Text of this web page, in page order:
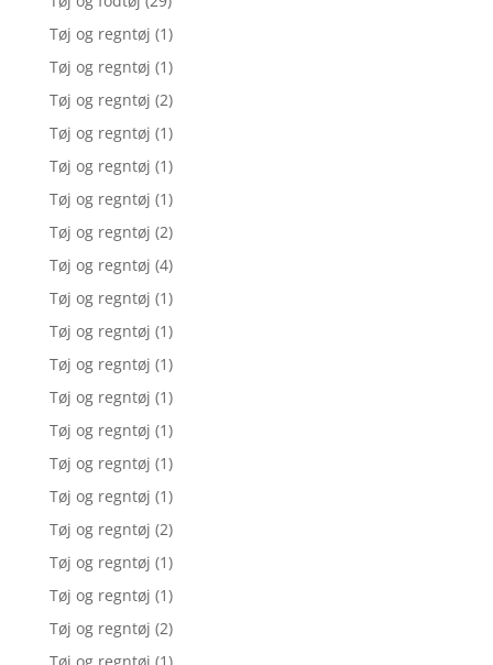
Tøj og regntøj (1)
Tøj og regntøj (1)
Tøj og regntøj (2)
Tøj og regntøj (1)
Tøj og regntøj (1)
Tøj og regntøj (1)
Tøj og regntøj (2)
Tøj og regntøj (4)
Tøj og regntøj (1)
Tøj og regntøj (1)
Tøj og regntøj (1)
Tøj og regntøj (1)
Tøj og regntøj (1)
Tøj og regntøj (1)
Tøj og regntøj (1)
Tøj og regntøj (2)
Tøj og regntøj (1)
Tøj og regntøj (1)
Tøj og regntøj (2)
Tøj og regntøj (1)